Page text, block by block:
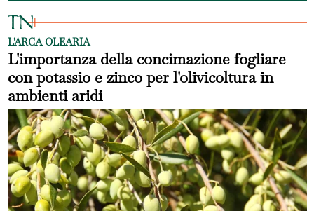
L'ARCA OLEARIA
L'importanza della concimazione fogliare
con potassio e zinco per l'olivicoltura in
ambienti aridi